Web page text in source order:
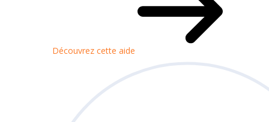
Découvrez cette aide